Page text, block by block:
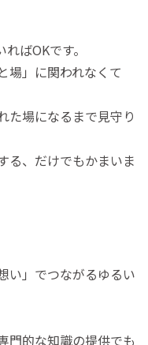
ばOKです。
場」に関われなくて
た場になるまで見守り
る、だけでもかまいま
い」でつながるゆるい
門的な知識の提供でも